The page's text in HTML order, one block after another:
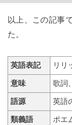
以上、この記事
た。
英語表記 リリ
意味 歌詞
語源 英語
類義語 ポエ